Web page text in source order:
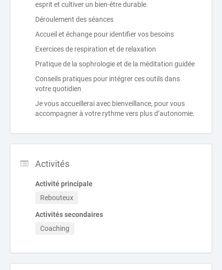
esprit et cultiver un bien-être durable.
Déroulement des séances
Accueil et échange pour identifier vos besoins
Exercices de respiration et de relaxation
Pratique de la sophrologie et de la méditation guidée
Conseils pratiques pour intégrer ces outils dans
votre quotidien
Je vous accueillerai avec bienveillance, pour vous
accompagner à votre rythme vers plus d’autonomie.
Activités
Activité principale
Rebouteux
Activités secondaires
Coaching